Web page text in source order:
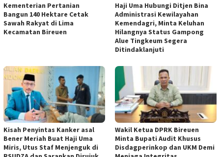
Kementerian Pertanian
Bangun 140 Hektare Cetak
Sawah Rakyat di Lima
Kecamatan Bireuen
Haji Uma Hubungi Ditjen Bina
Administrasi Kewilayahan
Kemendagri, Minta Keluhan
Hilangnya Status Gampong
Alue Tingkeum Segera
Ditindaklanjuti
Kisah Penyintas Kanker asal
Bener Meriah Buat Haji Uma
Miris, Utus Staf Menjenguk di
Wakil Ketua DPRK Bireuen
Minta Bupati Audit Khusus
Disdagperinkop dan UKM Demi